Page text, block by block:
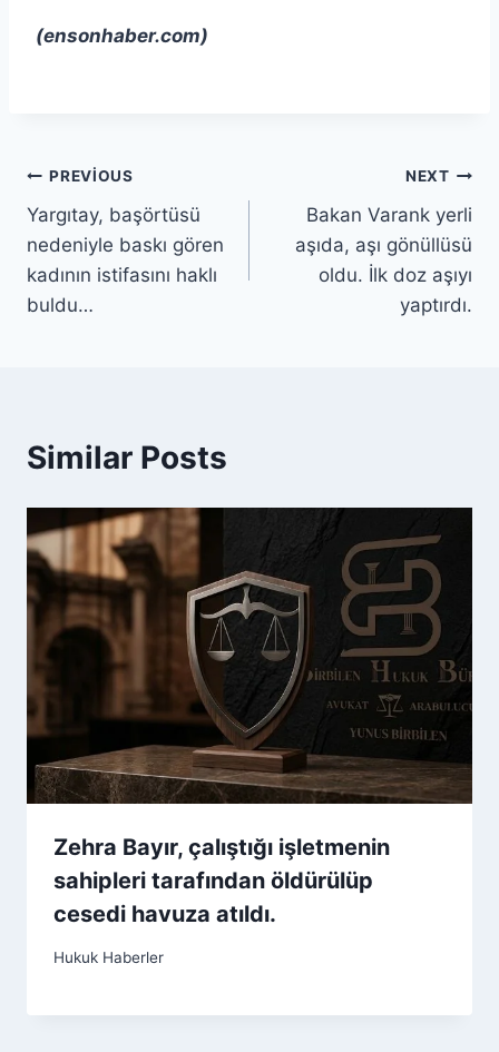
(ensonhaber.com)
PREVIOUS
Yargıtay, başörtüsü
nedeniyle baskı gören
kadının istifasını haklı
buldu…
NEXT
Bakan Varank yerli
aşıda, aşı gönüllüsü
oldu. İlk doz aşıyı
yaptırdı.
Similar Posts
Zehra Bayır, çalıştığı işletmenin
sahipleri tarafından öldürülüp
cesedi havuza atıldı.
Hukuk Haberler